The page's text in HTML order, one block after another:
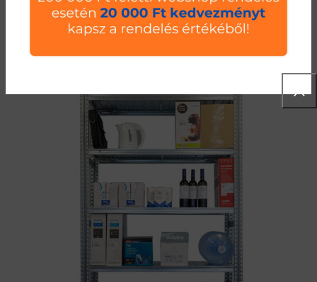
KOSÁRBA TESZEM